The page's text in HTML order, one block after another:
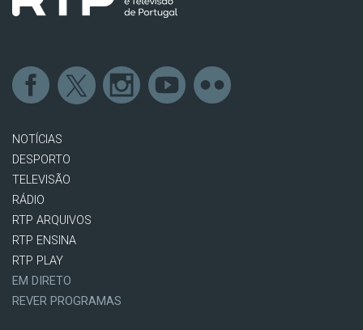
NOTÍCIAS
DESPORTO
TELEVISÃO
RÁDIO
RTP ARQUIVOS
RTP ENSINA
RTP PLAY
EM DIRETO
REVER PROGRAMAS